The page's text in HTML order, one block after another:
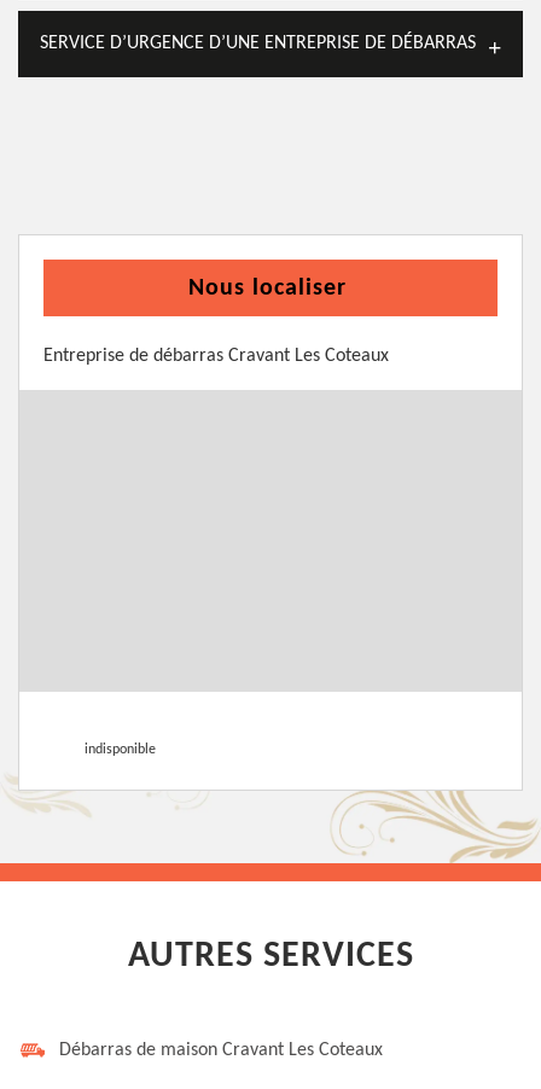
SERVICE D’URGENCE D’UNE ENTREPRISE DE DÉBARRAS
Nous localiser
Entreprise de débarras Cravant Les Coteaux
indisponible
AUTRES SERVICES
Débarras de maison Cravant Les Coteaux